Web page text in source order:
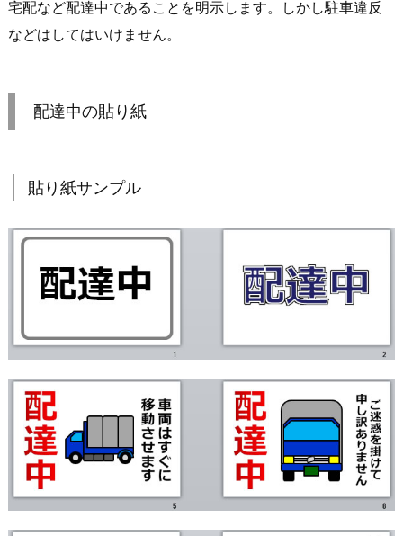
宅配など配達中であることを明示します。しかし駐車違反
などはしてはいけません。
配達中の貼り紙
貼り紙サンプル